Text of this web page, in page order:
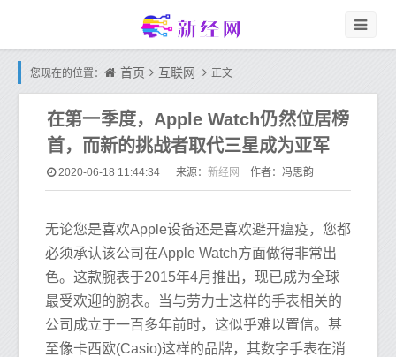
您现在的位置： 首页 互联网 正文
在第一季度，Apple Watch仍然位居榜
首，而新的挑战者取代三星成为亚军
2020-06-18 11:44:34 来源： 新经网 作者：冯思韵
无论您是喜欢Apple设备还是喜欢避开瘟疫，您都
必须承认该公司在Apple Watch方面做得非常出
色。这款腕表于2015年4月推出，现已成为全球
最受欢迎的腕表。当与劳力士这样的手表相关的
公司成立于一百多年前时，这似乎难以置信。甚
至像卡西欧(Casio)这样的品牌，其数字手表在消